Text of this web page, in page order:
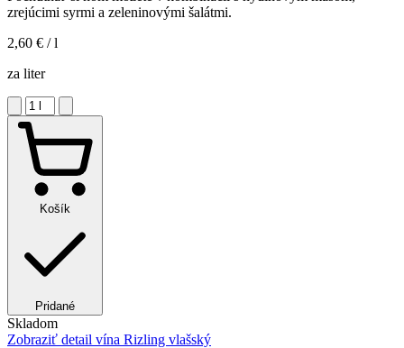
zrejúcimi syrmi a zeleninovými šalátmi.
2,60 € / l
za liter
Košík
Pridané
Skladom
Zobraziť detail vína Rizling vlašský